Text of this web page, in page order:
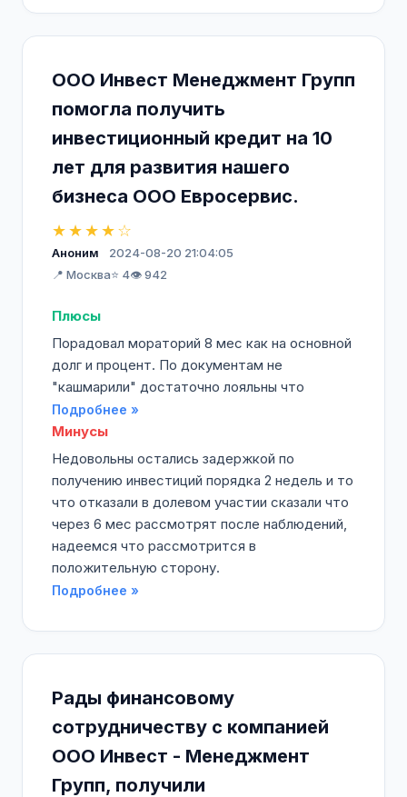
ООО Инвест Менеджмент Групп
помогла получить
инвестиционный кредит на 10
лет для развития нашего
бизнеса ООО Евросервис.
★★★★☆
Аноним
2024-08-20 21:04:05
📍 Москва⭐ 4👁️ 942
Плюсы
Порадовал мораторий 8 мес как на основной
долг и процент. По документам не
"кашмарили" достаточно лояльны что
Подробнее »
Минусы
Недовольны остались задержкой по
получению инвестиций порядка 2 недель и то
что отказали в долевом участии сказали что
через 6 мес рассмотрят после наблюдений,
надеемся что рассмотрится в
положительную сторону.
Подробнее »
Рады финансовому
сотрудничеству с компанией
ООО Инвест - Менеджмент
Групп, получили